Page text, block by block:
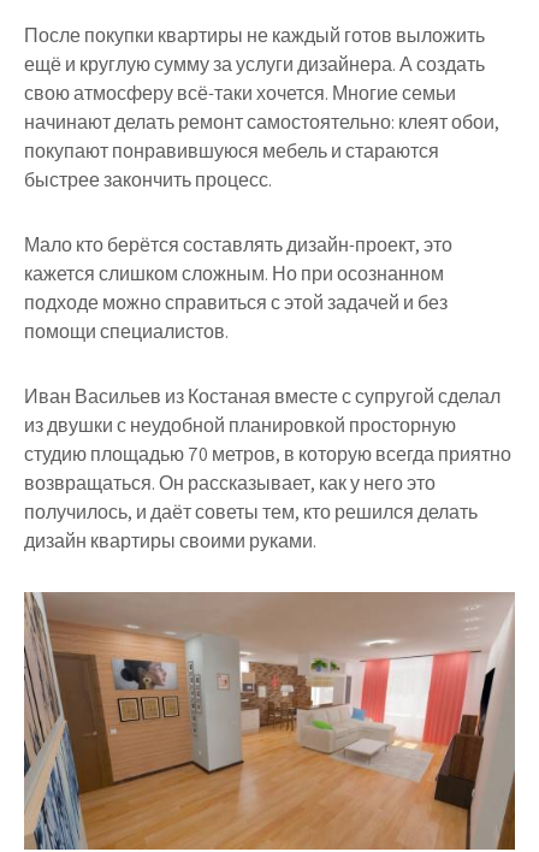
После покупки квартиры не каждый готов выложить
ещё и круглую сумму за услуги дизайнера. А создать
свою атмосферу всё-таки хочется. Многие семьи
начинают делать ремонт самостоятельно: клеят обои,
покупают понравившуюся мебель и стараются
быстрее закончить процесс.
Мало кто берётся составлять дизайн-проект, это
кажется слишком сложным. Но при осознанном
подходе можно справиться с этой задачей и без
помощи специалистов.
Иван Васильев из Костаная вместе с супругой сделал
из двушки с неудобной планировкой просторную
студию площадью 70 метров, в которую всегда приятно
возвращаться. Он рассказывает, как у него это
получилось, и даёт советы тем, кто решился делать
дизайн квартиры своими руками.